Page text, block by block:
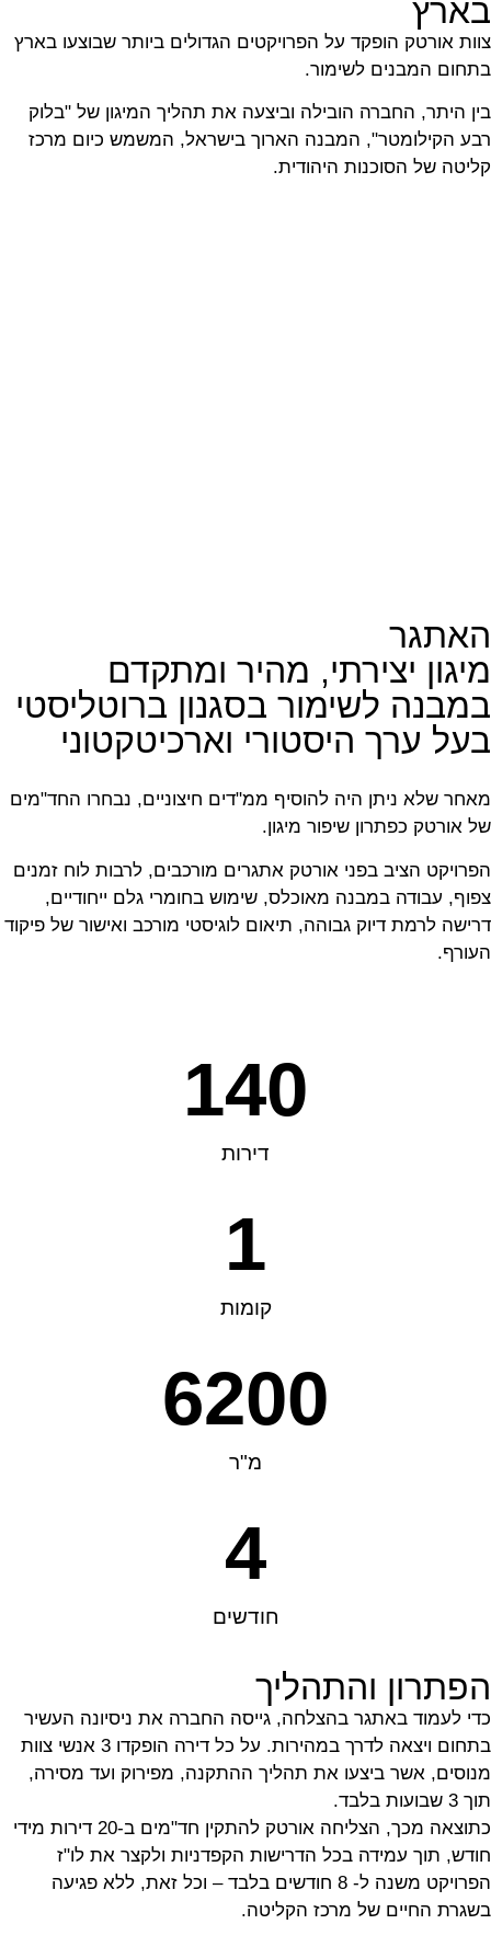
בארץ
צוות אורטק הופקד על הפרויקטים הגדולים ביותר שבוצעו בארץ
בתחום המבנים לשימור.
בין היתר, החברה הובילה וביצעה את תהליך המיגון של "בלוק
רבע הקילומטר", המבנה הארוך בישראל, המשמש כיום מרכז
קליטה של הסוכנות היהודית.
האתגר
מיגון יצירתי, מהיר ומתקדם
במבנה לשימור בסגנון ברוטליסטי
בעל ערך היסטורי וארכיטקטוני
מאחר שלא ניתן היה להוסיף ממ"דים חיצוניים, נבחרו החד"מים
של אורטק כפתרון שיפור מיגון.
הפרויקט הציב בפני אורטק אתגרים מורכבים, לרבות לוח זמנים
צפוף, עבודה במבנה מאוכלס, שימוש בחומרי גלם ייחודיים,
דרישה לרמת דיוק גבוהה, תיאום לוגיסטי מורכב ואישור של פיקוד
העורף.
דירות
140
קומות
1
מ"ר
6200
חודשים
4
הפתרון והתהליך
כדי לעמוד באתגר בהצלחה, גייסה החברה את ניסיונה העשיר
בתחום ויצאה לדרך במהירות. על כל דירה הופקדו 3 אנשי צוות
מנוסים, אשר ביצעו את תהליך ההתקנה, מפירוק ועד מסירה,
תוך 3 שבועות בלבד.
כתוצאה מכך, הצליחה אורטק להתקין חד"מים ב-20 דירות מידי
חודש, תוך עמידה בכל הדרישות הקפדניות ולקצר את לו"ז
הפרויקט משנה ל- 8 חודשים בלבד – וכל זאת, ללא פגיעה
בשגרת החיים של מרכז הקליטה.